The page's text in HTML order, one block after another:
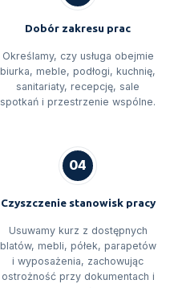
Dobór zakresu prac
Określamy, czy usługa obejmie
biurka, meble, podłogi, kuchnię,
sanitariaty, recepcję, sale
spotkań i przestrzenie wspólne.
04
Czyszczenie stanowisk pracy
Usuwamy kurz z dostępnych
blatów, mebli, półek, parapetów
i wyposażenia, zachowując
ostrożność przy dokumentach i